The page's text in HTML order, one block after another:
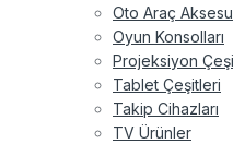
Oto Araç
Oyun Konsolları
Projeksiyon
Tablet Çeşitleri
Takip Cihazları
TV Ürünler